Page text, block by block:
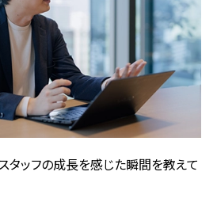
タッフの成長を感じた瞬間を教えて